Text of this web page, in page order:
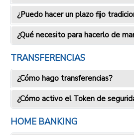
¿Puedo hacer un plazo fijo
¿Qué necesito para hacerlo de
TRANSFERENCIAS
¿Cómo hago transferencias?
¿Cómo activo el Token de
HOME BANKING